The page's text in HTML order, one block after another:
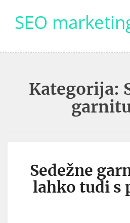
contentSEO
Kategorija:
Sedežne
lahko tudi s